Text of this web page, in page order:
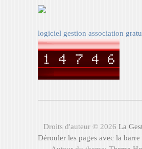
logiciel gestion association
Droits d'auteur © 2026 La
Dérouler les pages avec la